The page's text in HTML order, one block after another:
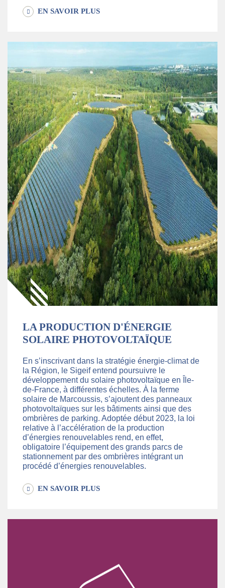
EN SAVOIR PLUS
LA PRODUCTION D'ÉNERGIE
SOLAIRE PHOTOVOLTAÏQUE
En s’inscrivant dans la stratégie énergie-climat de
la Région, le Sigeif entend poursuivre le
développement du solaire photovoltaïque en Île-
de-France, à différentes échelles. À la ferme
solaire de Marcoussis, s’ajoutent des panneaux
photovoltaïques sur les bâtiments ainsi que des
ombrières de parking. Adoptée début 2023, la loi
relative à l’accélération de la production
d’énergies renouvelables rend, en effet,
obligatoire l’équipement des grands parcs de
stationnement par des ombrières intégrant un
procédé d’énergies renouvelables.
EN SAVOIR PLUS